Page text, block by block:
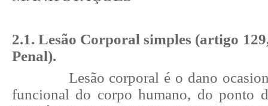
2.1. Lesão Corporal simples (artigo
Penal).
Lesão corporal é o dano
funcional do corpo humano, do ponto